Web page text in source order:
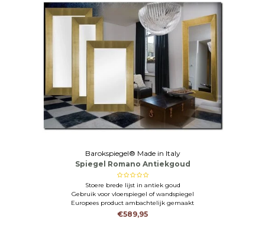
Barokspiegel® Made in Italy
Spiegel Romano Antiekgoud
Stoere brede lijst in antiek goud
Gebruik voor vloerspiegel of wandspiegel
Europees product ambachtelijk gemaakt
€589,95